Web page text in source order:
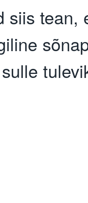
siis tean,